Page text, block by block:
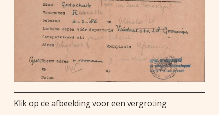
Klik op de afbeelding voor een vergroting